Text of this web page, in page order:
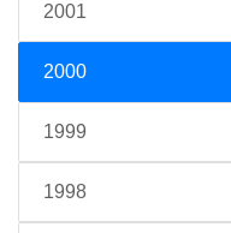
2001
2000
1999
1998